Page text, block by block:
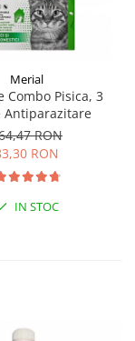
Merial
Combo Pisica, 3
Antiparazitare
RON
RON
IN STOC